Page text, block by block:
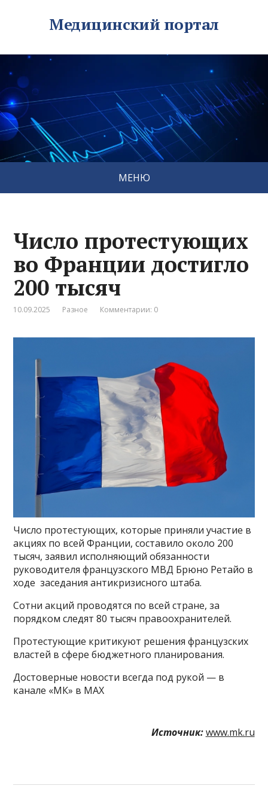
Медицинский портал
МЕНЮ
Число протестующих
во Франции достигло
200 тысяч
10.09.2025 Разное Комментарии: 0
Число протестующих, которые приняли участие в
акциях по всей Франции, составило около 200
тысяч, заявил исполняющий обязанности
руководителя французского МВД Брюно Ретайо в
ходе заседания антикризисного штаба.
Сотни акций проводятся по всей стране, за
порядком следят 80 тысяч правоохранителей.
Протестующие критикуют решения французских
властей в сфере бюджетного планирования.
Достоверные новости всегда под рукой — в
канале «МК» в MAX
Источник: www.mk.ru